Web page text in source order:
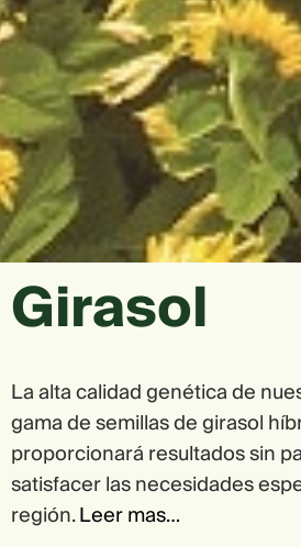
Girasol
La alta calidad genética de
gama de semillas de girasol
proporcionará resultados sin
satisfacer las necesidades
región.Leer mas…